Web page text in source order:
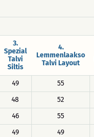
3.
Spezial
Talvi
Siltis
4.
Lemmenlaakso
Talvi Layout
49 55
48 52
46 55
49 49